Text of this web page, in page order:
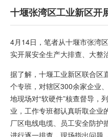
十堰张湾区工业新区开
4月14日，笔者从十堰市张湾
实开展安全生产大排查、大整
据了解，十堰工业新区联合区
个专班，对辖区300余家企业
地现场对“软硬件”核查督导，
业，工作专班都认真听取企业
厂区电线电缆、员工安全防护
进行逐一排查，现场指出问题